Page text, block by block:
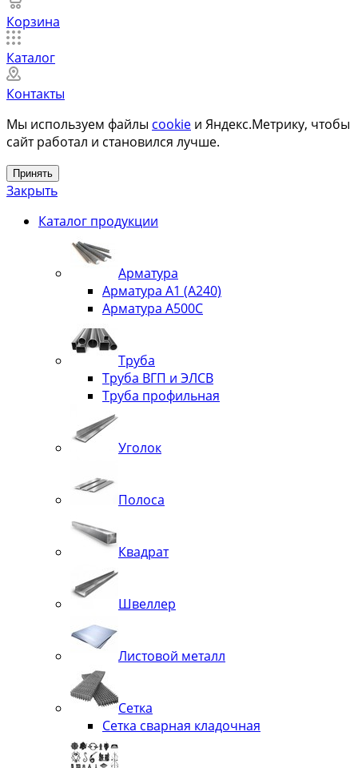
Корзина
Каталог
Контакты
Мы используем файлы cookie и Яндекс.Метрику, чтобы
сайт работал и становился лучше.
Принять
Закрыть
Каталог продукции
Арматура
Арматура А1 (А240)
Арматура А500С
Труба
Труба ВГП и ЭЛСВ
Труба профильная
Уголок
Полоса
Квадрат
Швеллер
Листовой металл
Сетка
Сетка сварная кладочная